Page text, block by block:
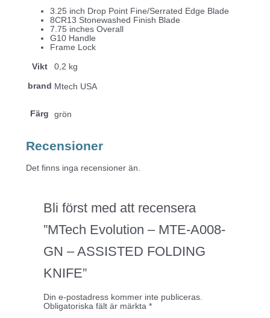
3.25 inch Drop Point Fine/Serrated Edge Blade
8CR13 Stonewashed Finish Blade
7.75 inches Overall
G10 Handle
Frame Lock
Vikt 0,2 kg
brand Mtech USA
Färg grön
Recensioner
Det finns inga recensioner än.
Bli först med att recensera
”MTech Evolution – MTE-A008-
GN – ASSISTED FOLDING
KNIFE”
Din e-postadress kommer inte publiceras.
Obligatoriska fält är märkta *